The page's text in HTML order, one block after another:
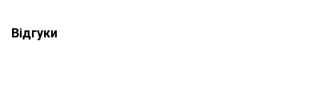
Відгуки